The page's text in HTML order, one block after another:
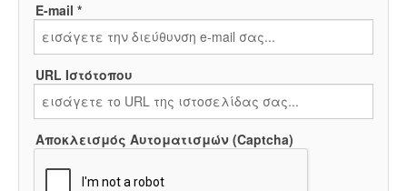
E-mail *
URL Ιστότοπου
Αποκλεισμός Αυτοματισμών (Captcha)